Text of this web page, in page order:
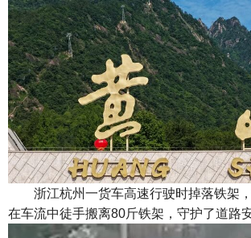
浙江杭州一货车高速行驶时掉落铁架，
在车流中徒手搬离80斤铁架，守护了道路安